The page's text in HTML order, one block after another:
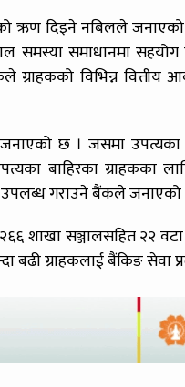
ऋण दिइने नबिलले
समस्या समाधानमा
विभिन्न वित्तीय
छ । जसमा उपत्यका
बाहिरका ग्राहकका
उपलब्ध गराउने बैंकले
शाखा सञ्जालसहित २२
ग्राहकलाई बैंकिङ सेवा